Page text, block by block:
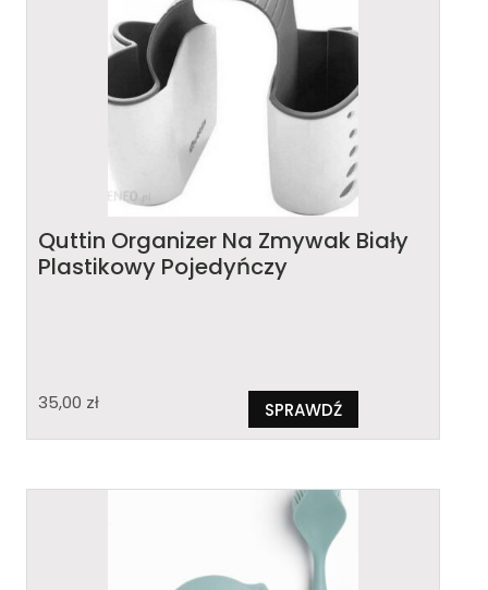
Quttin Organizer Na Zmywak Biały
Plastikowy Pojedyńczy
35,00 zł SPRAWDŹ